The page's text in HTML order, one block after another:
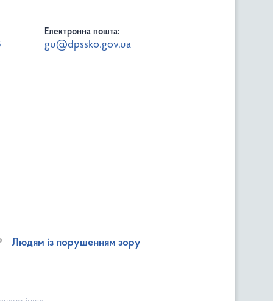
Електронна пошта:
gu@dpssko.gov.ua
Людям із порушенням зору